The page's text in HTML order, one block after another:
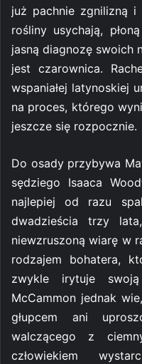
już pachnie zgnilizną i
rośliny usychają,
jasną diagnozę swoich
jest czarownica.
wspaniałej latynoskiej
na proces, którego
jeszcze się rozpocznie.
Do osady przybywa
sędziego Isaaca
najlepiej od razu
dwadzieścia trzy
niewzruszoną wiarę w
rodzajem bohatera,
zwykle irytuje
McCammon jednak
głupcem ani
walczącego z
człowiekiem